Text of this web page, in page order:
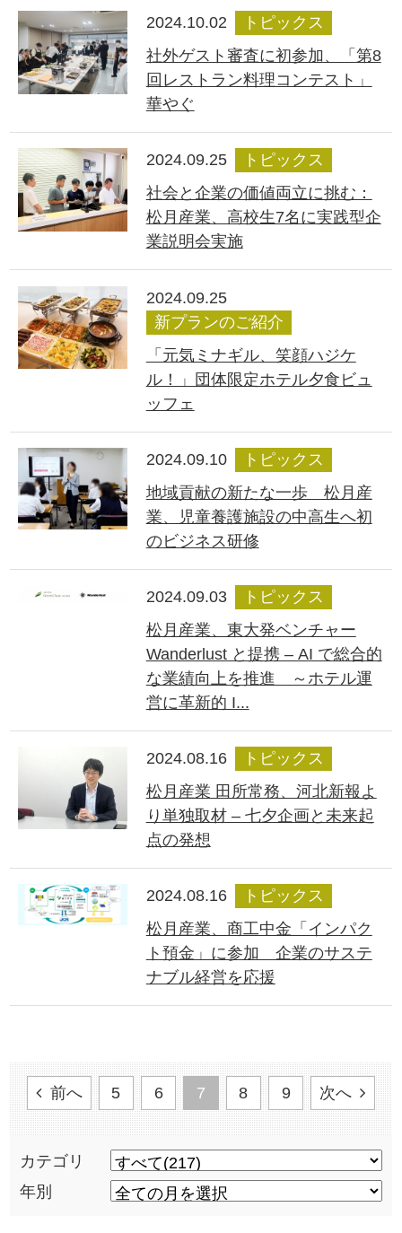
2024.10.02
トピックス
社外ゲスト審査に初参加、「第8
回レストラン料理コンテスト」
華やぐ
2024.09.25
トピックス
社会と企業の価値両立に挑む：
松月産業、高校生7名に実践型企
業説明会実施
2024.09.25
新プランのご紹介
「元気ミナギル、笑顔ハジケ
ル！」団体限定ホテル夕食ビュ
ッフェ
2024.09.10
トピックス
地域貢献の新たな一歩 松月産
業、児童養護施設の中高生へ初
のビジネス研修
2024.09.03
トピックス
松月産業、東大発ベンチャー
Wanderlust と提携 – AI で総合的
な業績向上を推進 ～ホテル運
営に革新的 I...
2024.08.16
トピックス
松月産業 田所常務、河北新報よ
り単独取材 – 七夕企画と未来起
点の発想
2024.08.16
トピックス
松月産業、商工中金「インパク
ト預金」に参加 企業のサステ
ナブル経営を応援
前へ 5 6 7 8 9 次へ
カテゴリ
年別